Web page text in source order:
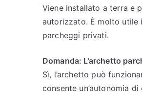
Viene installato a terra e
autorizzato. È molto utile
parcheggi privati.
Domanda: L’archetto
Sì, l’archetto può
consente un’autonomia